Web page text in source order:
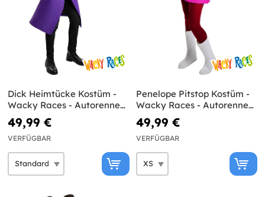
Dick Heimtücke Kostüm -
Wacky Races - Autorennen
Total
49,99 €
VERFÜGBAR
Penelope Pitstop Kostüm -
Wacky Races - Autorennen
Total
49,99 €
VERFÜGBAR